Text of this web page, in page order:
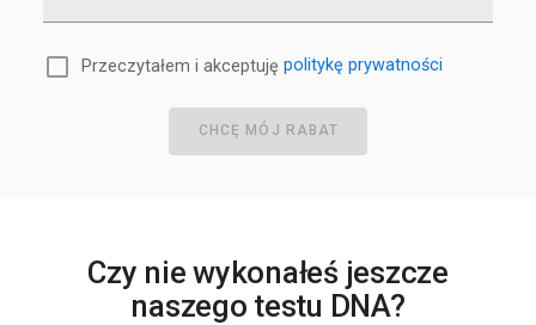
Przeczytałem i akceptuję politykę prywatności
CHCĘ MÓJ RABAT
Czy nie wykonałeś jeszcze
naszego testu DNA?